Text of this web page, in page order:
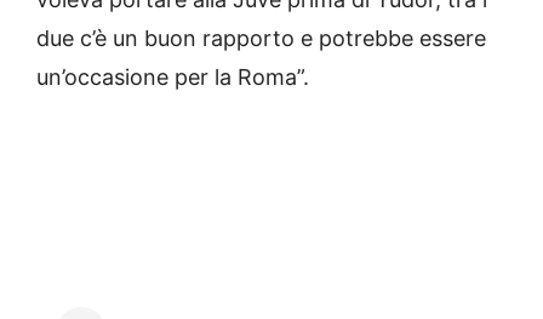
due c’è un buon rapporto e potrebbe essere
un’occasione per la Roma”.